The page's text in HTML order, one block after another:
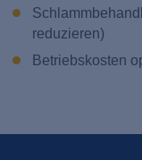
reduzieren)
Betriebskosten